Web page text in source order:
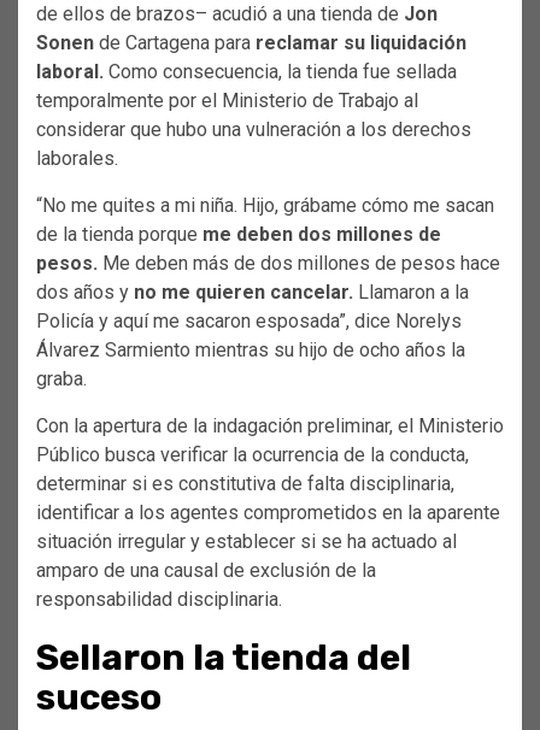
de ellos de brazos– acudió a una tienda de Jon
Sonen de Cartagena para reclamar su liquidación
laboral. Como consecuencia, la tienda fue sellada
temporalmente por el Ministerio de Trabajo al
considerar que hubo una vulneración a los derechos
laborales.
“No me quites a mi niña. Hijo, grábame cómo me sacan
de la tienda porque me deben dos millones de
pesos. Me deben más de dos millones de pesos hace
dos años y no me quieren cancelar. Llamaron a la
Policía y aquí me sacaron esposada”, dice Norelys
Álvarez Sarmiento mientras su hijo de ocho años la
graba.
Con la apertura de la indagación preliminar, el Ministerio
Público busca verificar la ocurrencia de la conducta,
determinar si es constitutiva de falta disciplinaria,
identificar a los agentes comprometidos en la aparente
situación irregular y establecer si se ha actuado al
amparo de una causal de exclusión de la
responsabilidad disciplinaria.
Sellaron la tienda del
suceso